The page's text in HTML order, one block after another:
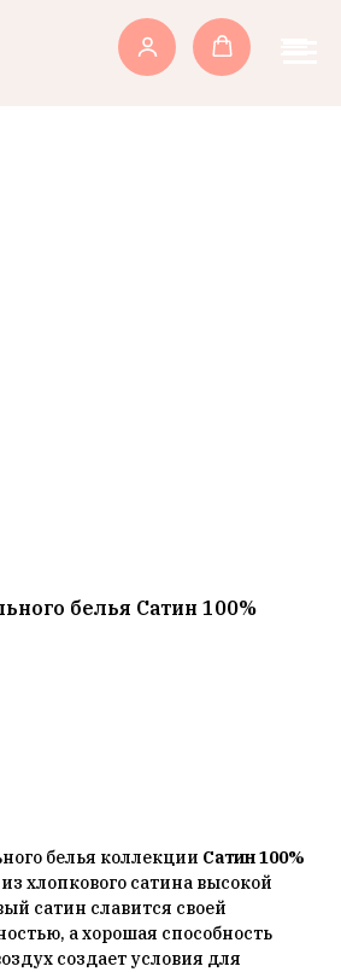
белья Сатин 100%
белья коллекции Сатин 100%
хлопкового сатина высокой
сатин славится своей
а хорошая способность
создает условия для